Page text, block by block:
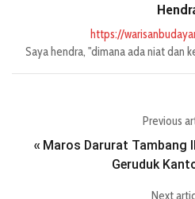
https://
Saya hendra, "dimana ada niat dan
Previous
« Maros Darurat Tambang
Geruduk
Next